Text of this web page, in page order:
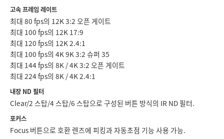
고속 프레임 레이트
최대 80 fps의 12K 3:2 오픈 게이트
최대 100 fps의 12K 17:9
최대 120 fps의 12K 2.4:1
최대 100 fps의 4K 9K 3:2 슈퍼 35
최대 144 fps의 8K / 4K 3:2 오픈 게이트
최대 224 fps의 8K / 4K 2.4:1
내장 ND 필터
Clear/2 스탑/4 스탑/6 스탑으로 구성된 버튼 방식의 IR ND 필터.
포커스
Focus 버튼으로 호환 렌즈에 피킹과 자동초점 기능 사용 가능.